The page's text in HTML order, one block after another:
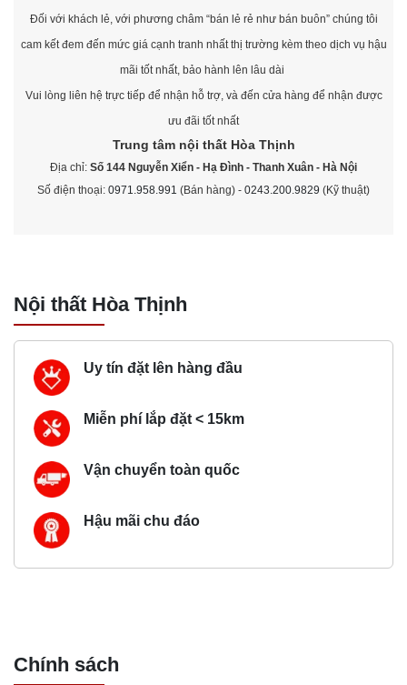
Đối với khách lẻ, với phương châm “bán lẻ rẻ như bán buôn” chúng tôi
cam kết đem đến mức giá cạnh tranh nhất thị trường kèm theo dịch vụ hậu
mãi tốt nhất, bảo hành lên lâu dài
Vui lòng liên hệ trực tiếp để nhận hỗ trợ, và đến cửa hàng để nhận được
ưu đãi tốt nhất
Trung tâm nội thất Hòa Thịnh
Địa chỉ: Số 144 Nguyễn Xiển - Hạ Đình - Thanh Xuân - Hà Nội
Số điện thoại: 0971.958.991 (Bán hàng) - 0243.200.9829 (Kỹ thuật)
Nội thất Hòa Thịnh
Uy tín đặt lên hàng đầu
Miễn phí lắp đặt < 15km
Vận chuyển toàn quốc
Hậu mãi chu đáo
Chính sách